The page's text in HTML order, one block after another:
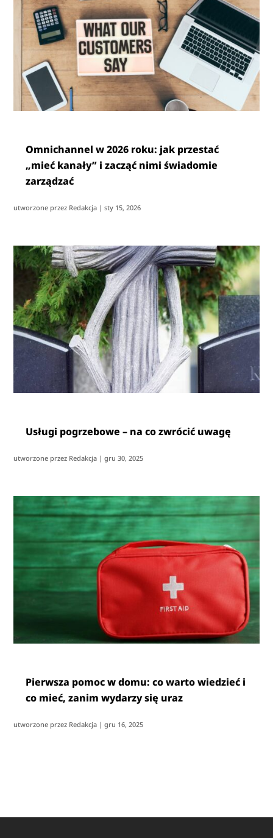
Omnichannel w 2026 roku: jak przestać
„mieć kanały” i zacząć nimi świadomie
zarządzać
utworzone przez Redakcja |sty 15, 2026
Usługi pogrzebowe – na co zwrócić uwagę
utworzone przez Redakcja |gru 30, 2025
Pierwsza pomoc w domu: co warto wiedzieć i
co mieć, zanim wydarzy się uraz
utworzone przez Redakcja |gru 16, 2025